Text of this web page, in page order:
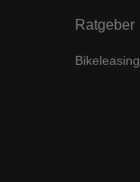
Ratgeber
Bikeleasing